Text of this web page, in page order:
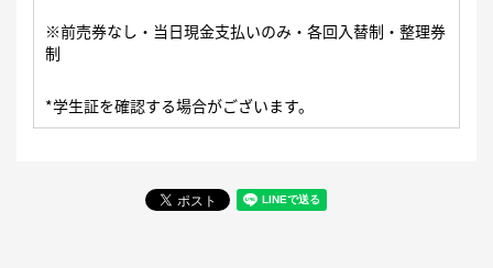
※前売券なし・当日現金支払いのみ・各回入替制・整理券
制
*学生証を確認する場合がございます。